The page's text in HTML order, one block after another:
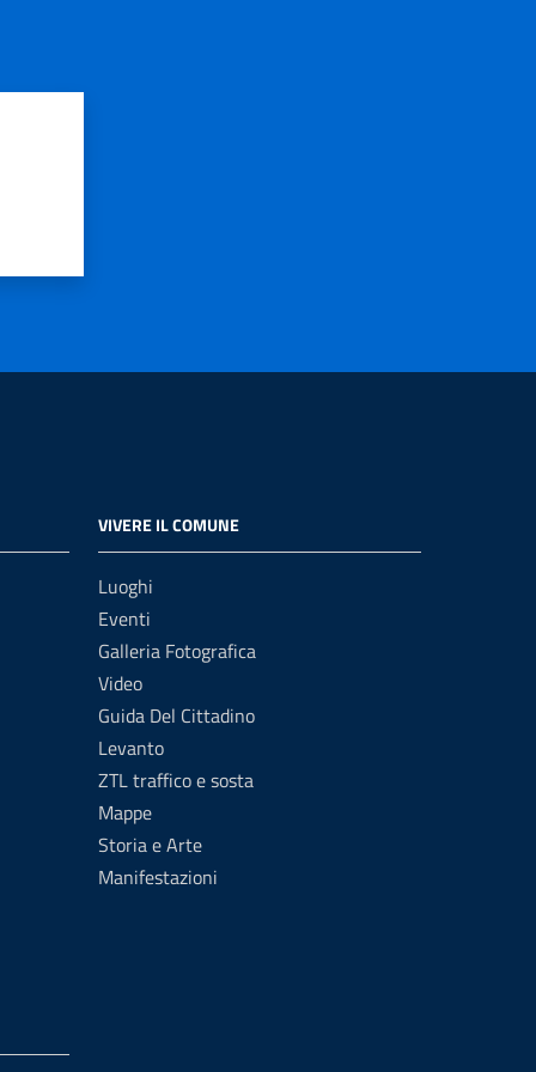
VIVERE IL COMUNE
Luoghi
Eventi
Galleria Fotografica
Video
Guida Del Cittadino
Levanto
ZTL traffico e sosta
Mappe
Storia e Arte
Manifestazioni